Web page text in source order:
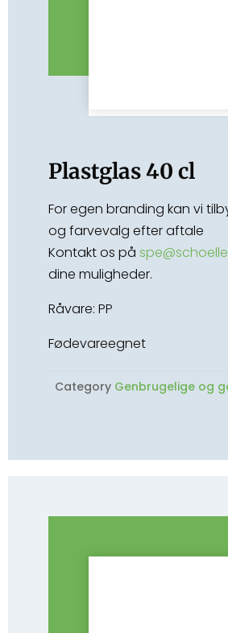
Plastglas 40 cl
For egen branding kan vi
og farvevalg efter aftale
Kontakt os på
dine muligheder.
Råvare: PP
Fødevareegnet
Category Genbrugelige og